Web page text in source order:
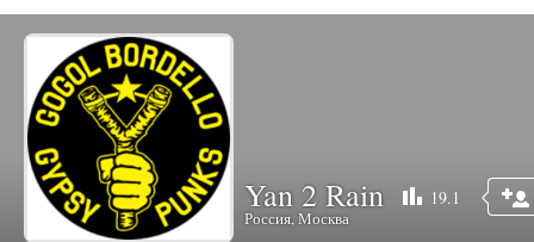
Yan 2 Rain
Россия, Москва
19.1